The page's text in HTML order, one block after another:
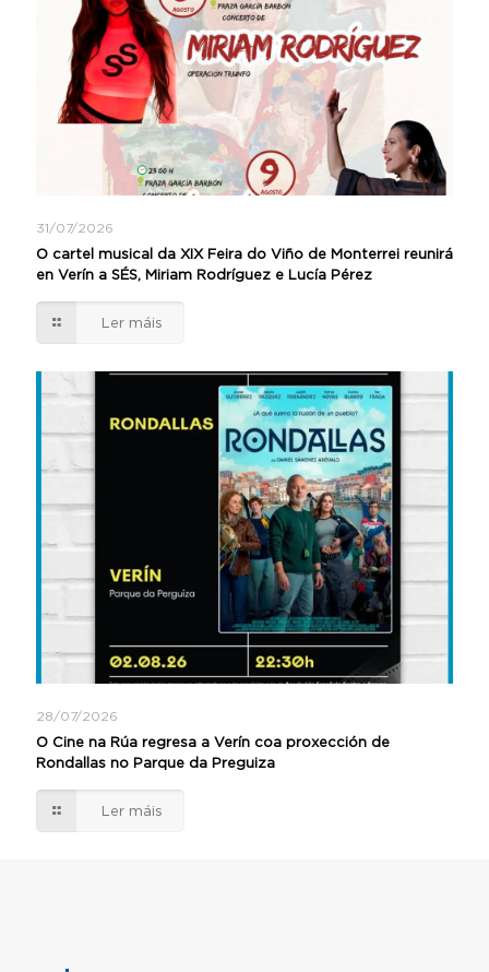
31/07/2026
O cartel musical da XIX Feira do Viño de Monterrei reunirá
en Verín a SÉS, Miriam Rodríguez e Lucía Pérez
Ler máis
28/07/2026
O Cine na Rúa regresa a Verín coa proxección de
Rondallas no Parque da Preguiza
Ler máis